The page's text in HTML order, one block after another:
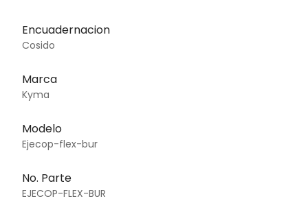
Encuadernacion
Cosido
Marca
Kyma
Modelo
Ejecop-flex-bur
No. Parte
EJECOP-FLEX-BUR